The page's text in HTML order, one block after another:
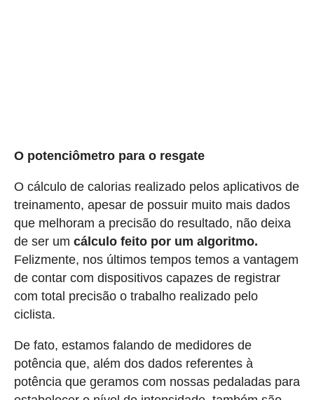
O potenciômetro para o resgate
O cálculo de calorias realizado pelos aplicativos de
treinamento, apesar de possuir muito mais dados
que melhoram a precisão do resultado, não deixa
de ser um cálculo feito por um algoritmo.
Felizmente, nos últimos tempos temos a vantagem
de contar com dispositivos capazes de registrar
com total precisão o trabalho realizado pelo
ciclista.
De fato, estamos falando de medidores de
potência que, além dos dados referentes à
potência que geramos com nossas pedaladas para